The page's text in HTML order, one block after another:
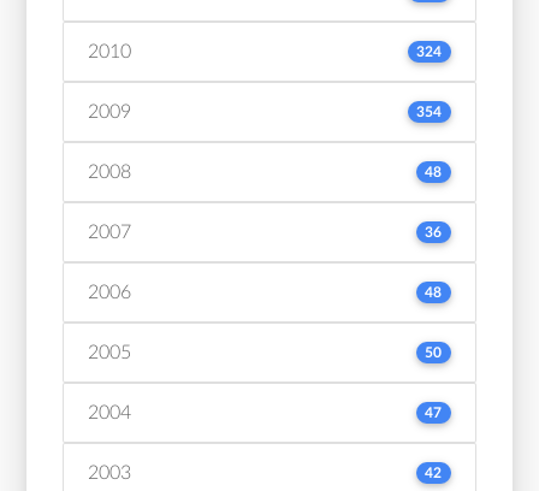
2010 324
2009 354
2008 48
2007 36
2006 48
2005 50
2004 47
2003 42